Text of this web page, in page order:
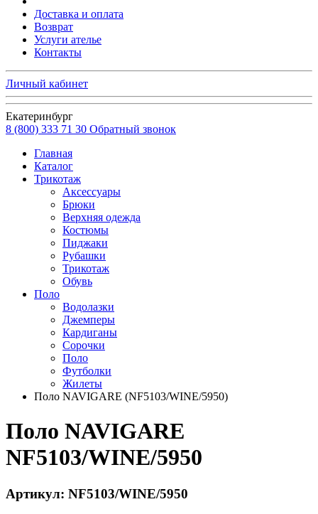
Доставка и оплата
Возврат
Услуги ателье
Контакты
Личный кабинет
Екатеринбург
8 (800) 333 71 30 Обратный звонок
Главная
Каталог
Трикотаж
Аксессуары
Брюки
Верхняя одежда
Костюмы
Пиджаки
Рубашки
Трикотаж
Обувь
Поло
Водолазки
Джемперы
Кардиганы
Сорочки
Поло
Футболки
Жилеты
Поло NAVIGARE (NF5103/WINE/5950)
Поло NAVIGARE
NF5103/WINE/5950
Артикул: NF5103/WINE/5950